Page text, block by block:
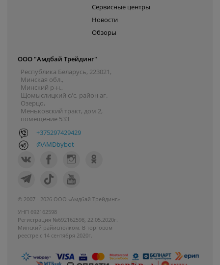
Сервисные центры
Новости
Обзоры
ООО "Амдбай Трейдинг"
Республика Беларусь, 223021,
Минская обл.,
Минский р-н.,
Щомыслицкий с/с, район аг.
Озерцо,
Меньковский тракт, дом 2,
помещение 533
+375297429429
@AMDbybot
© 2007 - 2026 ООО «Амдбай Трейдинг»
УНП 692162598
Регистрация №692162598, 22.05.2020г.
Минский райисполком. В торговом
реестре с 14 сентября 2020г.